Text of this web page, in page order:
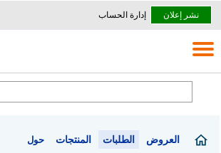
نشر إعلان إدارة الحساب
العروض الطلبات المنتجات حول